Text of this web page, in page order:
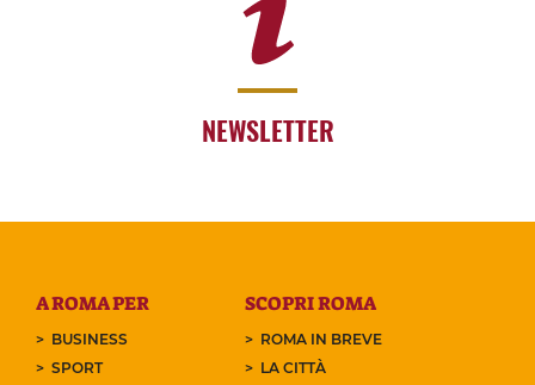
NEWSLETTER
A ROMA PER
BUSINESS
SPORT
SCOPRI ROMA
ROMA IN BREVE
LA CITTÀ